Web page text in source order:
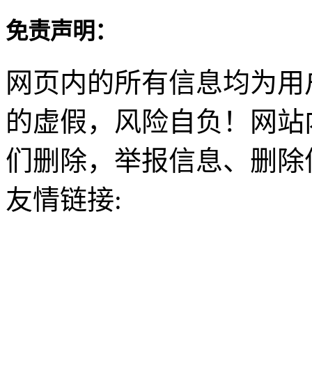
免责声明：
网页内的所有信息均为
的虚假，风险自负！网
们删除，举报信息、删
友情链接: